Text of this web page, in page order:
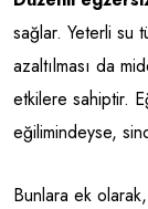
sağlar. Yeterli su
azaltılması da
etkilere sahiptir.
eğilimindeyse,
Bunlara ek